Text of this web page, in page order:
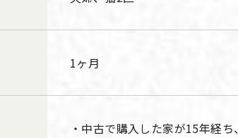
1ヶ月
・中古で購入した家が15年経